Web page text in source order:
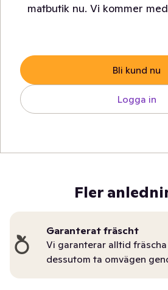
matbutik nu. Vi kommer
Bli kund nu
Logga in
Fler
Garanterat fräscht
Vi garanterar alltid
dessutom ta omvägen